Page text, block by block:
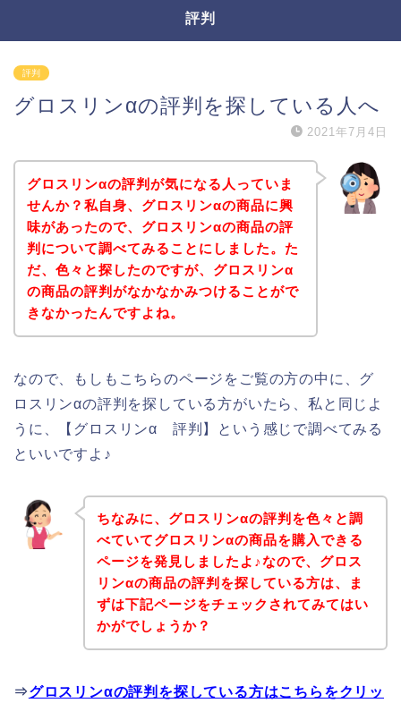
評判
評判
グロスリンαの評判を探している人へ
2021年7月4日
グロスリンαの評判が気になる人っていま
せんか？私自身、グロスリンαの商品に興
味があったので、グロスリンαの商品の評
判について調べてみることにしました。た
だ、色々と探したのですが、グロスリンα
の商品の評判がなかなかみつけることがで
きなかったんですよね。
なので、もしもこちらのページをご覧の方の中に、グ
ロスリンαの評判を探している方がいたら、私と同じよ
うに、【グロスリンα 評判】という感じで調べてみる
といいですよ♪
ちなみに、グロスリンαの評判を色々と調
べていてグロスリンαの商品を購入できる
ページを発見しましたよ♪なので、グロス
リンαの商品の評判を探している方は、ま
ずは下記ページをチェックされてみてはい
かがでしょうか？
⇒グロスリンαの評判を探している方はこちらをクリッ